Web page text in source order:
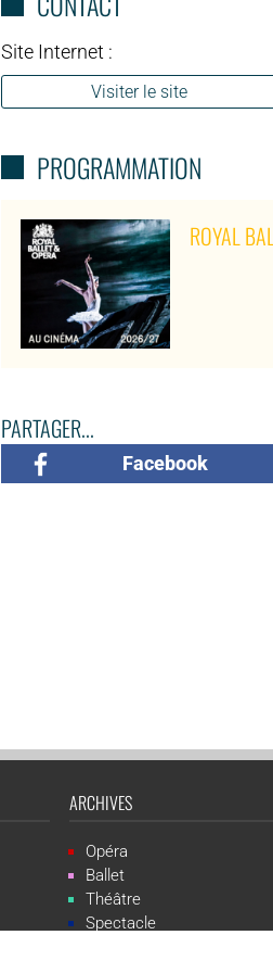
Site Internet :
Visiter le site
PROGRAMMATION
ROYAL
PARTAGER...
Facebook
ARCHIVES
Opéra
Ballet
Théâtre
Spectacle